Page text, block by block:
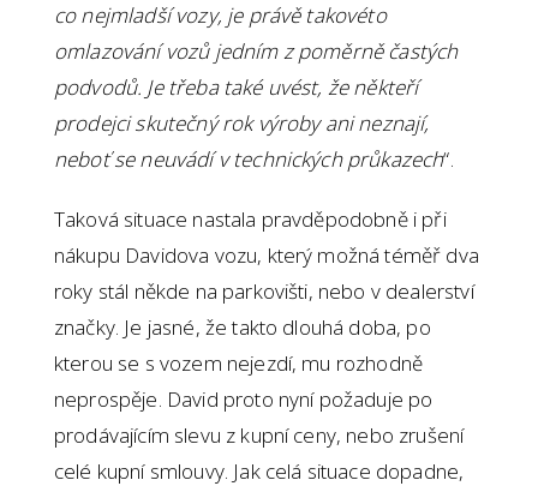
co nejmladší vozy, je právě takovéto
omlazování vozů jedním z poměrně častých
podvodů. Je třeba také uvést, že někteří
prodejci skutečný rok výroby ani neznají,
neboť se neuvádí v technických průkazech“.
Taková situace nastala pravděpodobně i při
nákupu Davidova vozu, který možná téměř dva
roky stál někde na parkovišti, nebo v dealerství
značky. Je jasné, že takto dlouhá doba, po
kterou se s vozem nejezdí, mu rozhodně
neprospěje. David proto nyní požaduje po
prodávajícím slevu z kupní ceny, nebo zrušení
celé kupní smlouvy. Jak celá situace dopadne,